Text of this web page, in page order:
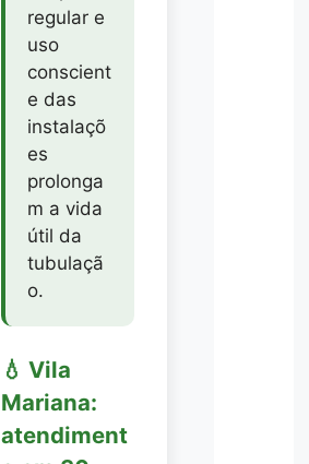
regular e
uso
conscient
e das
instalaçõ
es
prolonga
m a vida
útil da
tubulaçã
o.
💧 Vila
Mariana:
atendiment